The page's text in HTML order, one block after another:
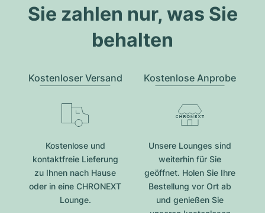
Sie zahlen nur, was Sie
behalten
Kostenloser Versand
Kostenlose und
kontaktfreie Lieferung
zu Ihnen nach Hause
oder in eine CHRONEXT
Lounge.
Kostenlose Anprobe
Unsere Lounges sind
weiterhin für Sie
geöffnet. Holen Sie Ihre
Bestellung vor Ort ab
und genießen Sie